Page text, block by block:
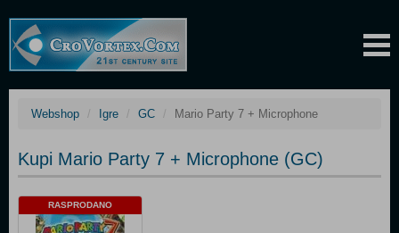
Webshop Igre GC Mario Party 7 + Microphone
Kupi Mario Party 7 + Microphone (GC)
RASPRODANO